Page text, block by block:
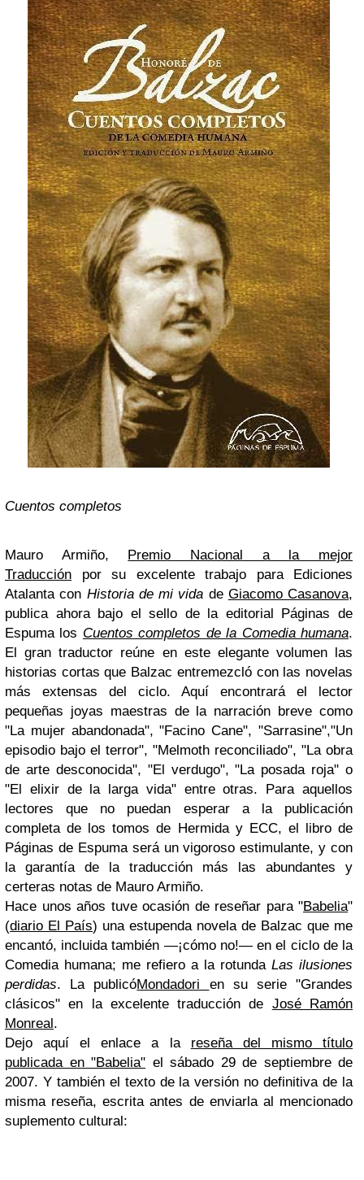
Cuentos completos
Mauro Armiño, Premio Nacional a la mejor
Traducción por su excelente trabajo para Ediciones
Atalanta con Historia de mi vida de Giacomo Casanova,
publica ahora bajo el sello de la editorial Páginas de
Espuma los Cuentos completos de la Comedia humana.
El gran traductor reúne en este elegante volumen las
historias cortas que Balzac entremezcló con las novelas
más extensas del ciclo. Aquí encontrará el lector
pequeñas joyas maestras de la narración breve como
"La mujer abandonada", "Facino Cane", "Sarrasine","Un
episodio bajo el terror", "Melmoth reconciliado", "La obra
de arte desconocida", "El verdugo", "La posada roja" o
"El elixir de la larga vida" entre otras. Para aquellos
lectores que no puedan esperar a la publicación
completa de los tomos de Hermida y ECC, el libro de
Páginas de Espuma será un vigoroso estimulante, y con
la garantía de la traducción más las abundantes y
certeras notas de Mauro Armiño.
Hace unos años tuve ocasión de reseñar para "Babelia"
(diario El País) una estupenda novela de Balzac que me
encantó, incluida también —¡cómo no!— en el ciclo de la
Comedia humana; me refiero a la rotundaLas ilusiones
perdidas. La publicóMondadori en su serie "Grandes
clásicos" en la excelente traducción de José Ramón
Monreal.
Dejo aquí el enlace a la reseña del mismo título
publicada en "Babelia" el sábado 29 de septiembre de
2007. Y también el texto de la versión no definitiva de la
misma reseña, escrita antes de enviarla al mencionado
suplemento cultural: